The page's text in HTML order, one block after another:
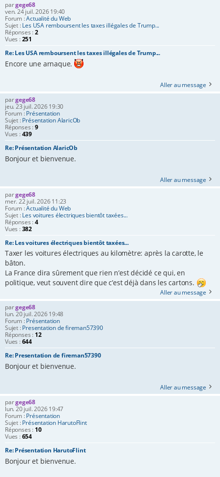
pargege68
ven. 24 juil. 2026 19:40
Forum :Actualité du Web
Sujet :Les USA remboursent les taxes illégales de Trump...
Réponses :2
Vues :251
Re: Les USA remboursent les taxes illégales de Trump...
Encore une arnaque.
Aller au message
pargege68
jeu. 23 juil. 2026 19:30
Forum :Présentation
Sujet :Présentation AlaricOb
Réponses :9
Vues :439
Re: Présentation AlaricOb
Bonjour et bienvenue.
Aller au message
pargege68
mer. 22 juil. 2026 11:23
Forum :Actualité du Web
Sujet :Les voitures électriques bientôt taxées...
Réponses :4
Vues :382
Re: Les voitures électriques bientôt taxées...
Taxer les voitures électriques au kilomètre: après la carotte, le
bâton.
La France dira sûrement que rien n’est décidé ce qui, en
politique, veut souvent dire que c’est déjà dans les cartons.
Aller au message
pargege68
lun. 20 juil. 2026 19:48
Forum :Présentation
Sujet :Presentation de fireman57390
Réponses : 12
Vues :644
Re: Presentation de fireman57390
Bonjour et bienvenue.
Aller au message
pargege68
lun. 20 juil. 2026 19:47
Forum :Présentation
Sujet :Présentation HarutoFlint
Réponses : 10
Vues :654
Re: Présentation HarutoFlint
Bonjour et bienvenue.